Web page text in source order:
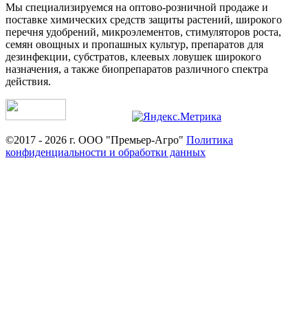
Мы специализируемся на оптово-розничной продаже и
поставке химических средств защиты растений, широкого
перечня удобрений, микроэлементов, стимуляторов роста,
семян овощных и пропашных культур, препаратов для
дезинфекции, субстратов, клеевых ловушек широкого
назначения, а также биопрепаратов различного спектра
действия.
©2017 - 2026 г. ООО "Премьер-Агро" Политика
конфиденциальности и обработки данных